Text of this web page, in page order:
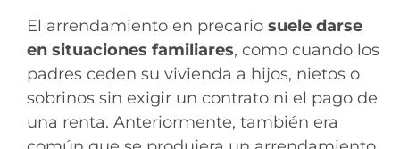
El arrendamiento en precario suele darse
en situaciones familiares, como cuando los
padres ceden su vivienda a hijos, nietos o
sobrinos sin exigir un contrato ni el pago de
una renta. Anteriormente, también era